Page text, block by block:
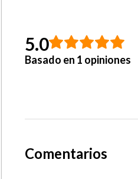
5.0
Basado en 1 opiniones
Comentarios